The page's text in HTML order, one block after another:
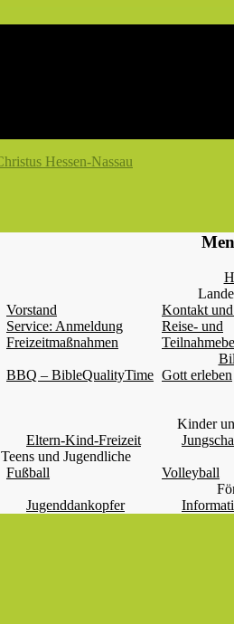
Vorstand Kontakt
Service: Anmeldung
Freizeitmaßnahmen
Reise- und
BBQ – BibleQualityTime Gott erleben
Kinder
Eltern-Kind-Freizeit
Teens und Jugendliche
Fußball Volleyball
Jugenddankopfer